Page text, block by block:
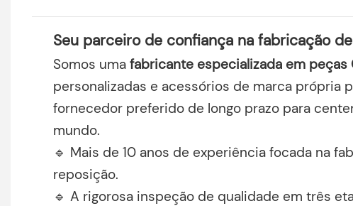
Seu parceiro de confiança na fabricação
Somos uma fabricante especializada em peças
personalizadas e acessórios de marca própria
fornecedor preferido de longo prazo para
mundo.
🔹 Mais de 10 anos de experiência focada na
reposição.
🔹 A rigorosa inspeção de qualidade em três